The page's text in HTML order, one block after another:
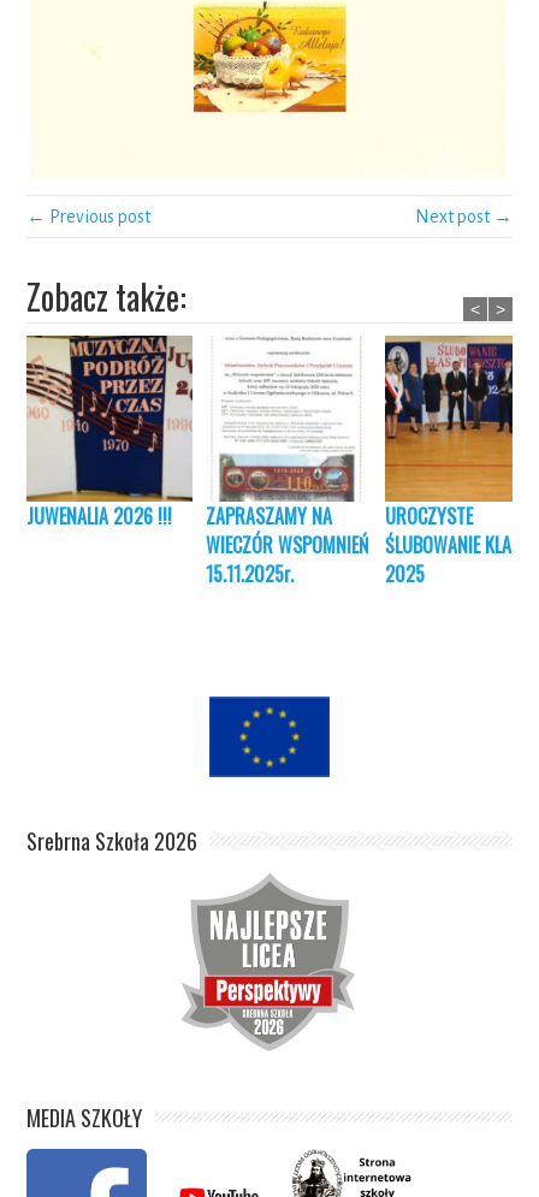
← Previous post Next post →
Zobacz także:
JUWENALIA 2026 !!!
ZAPRASZAMY NA
WIECZÓR WSPOMNIEŃ
15.11.2025r.
UROCZYSTE
ŚLUBOWANIE KLAS I
2025
< >
Srebrna Szkoła 2026
MEDIA SZKOŁY